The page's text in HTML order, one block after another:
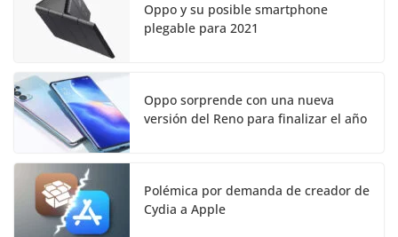
Oppo y su posible smartphone
plegable para 2021
Oppo sorprende con una nueva
versión del Reno para finalizar el año
Polémica por demanda de creador de
Cydia a Apple